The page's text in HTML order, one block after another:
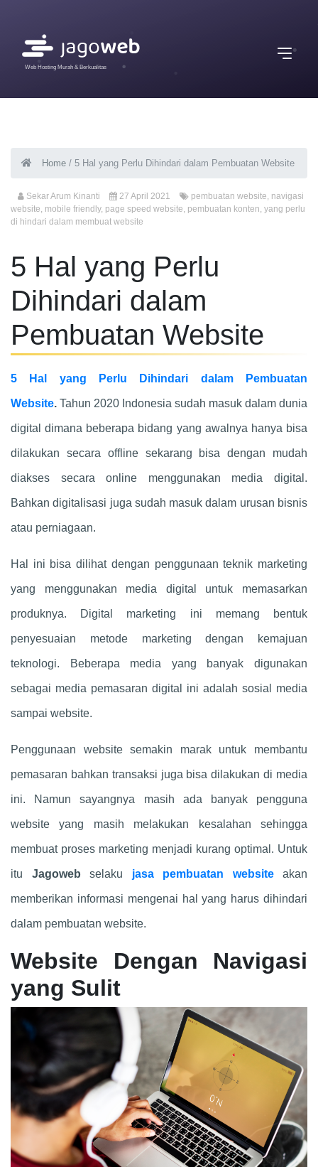
Web Hosting Murah & Berkualitas
Home / 5 Hal yang Perlu Dihindari dalam Pembuatan Website
Sekar Arum Kinanti 27 April 2021 pembuatan website, navigasi
website, mobile friendly, page speed website, pembuatan konten, yang perlu
di hindari dalam membuat website
5 Hal yang Perlu
Dihindari dalam
Pembuatan Website
5 Hal yang Perlu Dihindari dalam Pembuatan
Website. Tahun 2020 Indonesia sudah masuk dalam dunia
digital dimana beberapa bidang yang awalnya hanya bisa
dilakukan secara offline sekarang bisa dengan mudah
diakses secara online menggunakan media digital.
Bahkan digitalisasi juga sudah masuk dalam urusan bisnis
atau perniagaan.
Hal ini bisa dilihat dengan penggunaan teknik marketing
yang menggunakan media digital untuk memasarkan
produknya. Digital marketing ini memang bentuk
penyesuaian metode marketing dengan kemajuan
teknologi. Beberapa media yang banyak digunakan
sebagai media pemasaran digital ini adalah sosial media
sampai website.
Penggunaan website semakin marak untuk membantu
pemasaran bahkan transaksi juga bisa dilakukan di media
ini. Namun sayangnya masih ada banyak pengguna
website yang masih melakukan kesalahan sehingga
membuat proses marketing menjadi kurang optimal. Untuk
itu Jagoweb selaku jasa pembuatan website akan
memberikan informasi mengenai hal yang harus dihindari
dalam pembuatan website.
Website Dengan Navigasi
yang Sulit